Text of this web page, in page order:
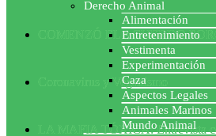
COMENZÓ EL ACUERDO
Coronavirus y Veganismo
LA MAFIA TÓXICA: Entrevista
Derecho Animal
Alimentación
Entretenimiento
Vestimenta
Experimentación
Caza
Aspectos Legales
Animales Marinos
Mundo Animal